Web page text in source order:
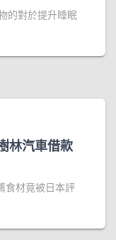
的對於提升睡眠
林汽車借款
食材竟被日本評